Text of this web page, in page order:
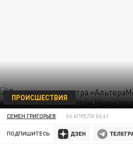
ПРОИСШЕСТВИЯ
СЕМЕН ГРИГОРЬЕВ 06 АПРЕЛЯ 06:41
ПОДПИШИТЕСЬ: